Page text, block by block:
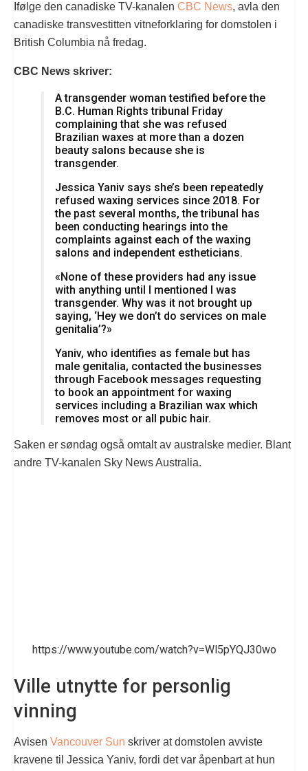
Ifølge den canadiske TV-kanalen CBC News, avla den
canadiske transvestitten vitneforklaring for domstolen i
British Columbia nå fredag.
CBC News skriver:
A transgender woman testified before the
B.C. Human Rights tribunal Friday
complaining that she was refused
Brazilian waxes at more than a dozen
beauty salons because she is
transgender.
Jessica Yaniv says she’s been repeatedly
refused waxing services since 2018. For
the past several months, the tribunal has
been conducting hearings into the
complaints against each of the waxing
salons and independent estheticians.
«None of these providers had any issue
with anything until I mentioned I was
transgender. Why was it not brought up
saying, ‘Hey we don’t do services on male
genitalia’?»
Yaniv, who identifies as female but has
male genitalia, contacted the businesses
through Facebook messages requesting
to book an appointment for waxing
services including a Brazilian wax which
removes most or all pubic hair.
Saken er søndag også omtalt av australske medier. Blant
andre TV-kanalen Sky News Australia.
https://www.youtube.com/watch?v=Wl5pYQJ30wo
Ville utnytte for personlig
vinning
Avisen Vancouver Sun skriver at domstolen avviste
kravene til Jessica Yaniv, fordi det var åpenbart at hun